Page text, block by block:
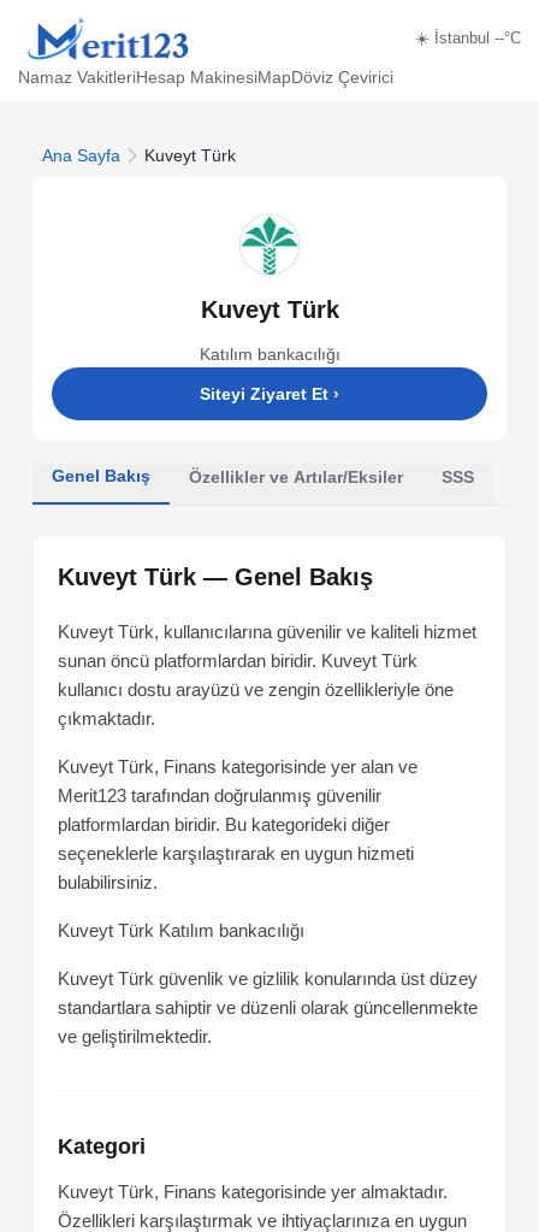
☀️ İstanbul --°C
Namaz VakitleriHesap MakinesiMapDöviz Çevirici
Ana Sayfa Kuveyt Türk
Kuveyt Türk
Katılım bankacılığı
Siteyi Ziyaret Et ›
Genel Bakış Özellikler ve Artılar/Eksiler SSS
Kuveyt Türk — Genel Bakış
Kuveyt Türk, kullanıcılarına güvenilir ve kaliteli hizmet
sunan öncü platformlardan biridir. Kuveyt Türk
kullanıcı dostu arayüzü ve zengin özellikleriyle öne
çıkmaktadır.
Kuveyt Türk, Finans kategorisinde yer alan ve
Merit123 tarafından doğrulanmış güvenilir
platformlardan biridir. Bu kategorideki diğer
seçeneklerle karşılaştırarak en uygun hizmeti
bulabilirsiniz.
Kuveyt Türk Katılım bankacılığı
Kuveyt Türk güvenlik ve gizlilik konularında üst düzey
standartlara sahiptir ve düzenli olarak güncellenmekte
ve geliştirilmektedir.
Kategori
Kuveyt Türk, Finans kategorisinde yer almaktadır.
Özellikleri karşılaştırmak ve ihtiyaçlarınıza en uygun